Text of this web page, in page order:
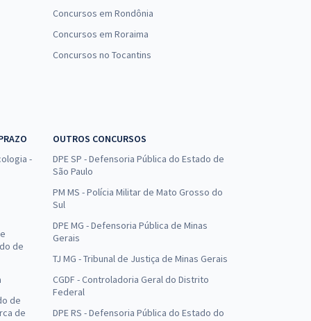
Concursos em Rondônia
Concursos em Roraima
Concursos no Tocantins
-
de
de
de
OUTROS CONCURSOS
DPE SP - Defensoria Pública do Estado de
São Paulo
PM MS - Polícia Militar de Mato Grosso do
Sul
DPE MG - Defensoria Pública de Minas
Gerais
TJ MG - Tribunal de Justiça de Minas Gerais
CGDF - Controladoria Geral do Distrito
Federal
DPE RS - Defensoria Pública do Estado do